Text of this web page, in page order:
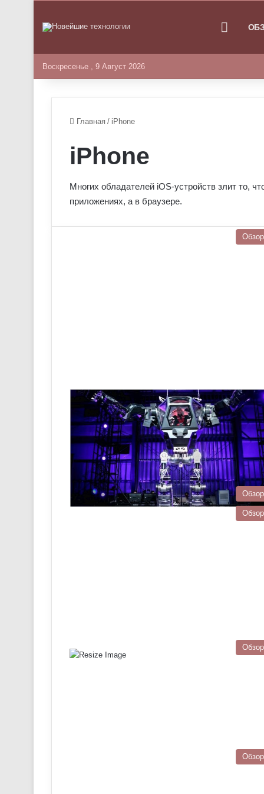
Воскресенье , 9 Август 2026
Главная / iPhone
iPhone
Многих обладателей iOS-устройств злит то,
приложениях, а в браузере.